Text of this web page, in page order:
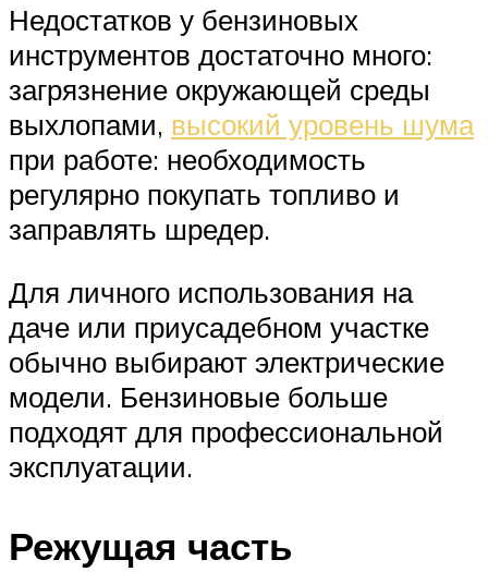
Недостатков у бензиновых
инструментов достаточно много:
загрязнение окружающей среды
выхлопами, высокий уровень шума
при работе: необходимость
регулярно покупать топливо и
заправлять шредер.
Для личного использования на
даче или приусадебном участке
обычно выбирают электрические
модели. Бензиновые больше
подходят для профессиональной
эксплуатации.
Режущая часть